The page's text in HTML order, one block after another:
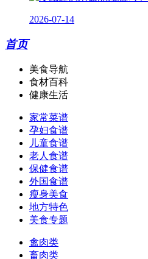
2026-07-14
首页
美食导航
食材百科
健康生活
家常菜谱
孕妇食谱
儿童食谱
老人食谱
保健食谱
外国食谱
瘦身美食
地方特色
美食专题
禽肉类
畜肉类